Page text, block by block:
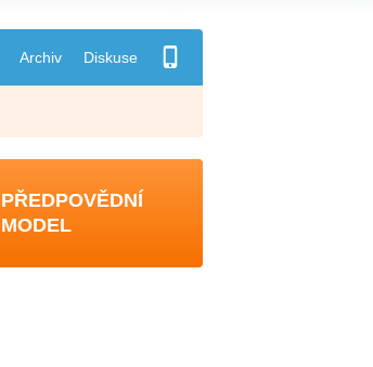
Archiv Diskuse
PŘEDPOVĚDNÍ
MODEL